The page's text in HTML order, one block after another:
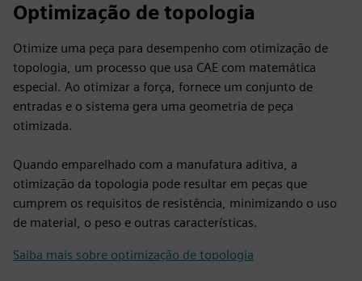
Optimização de topologia
Otimize uma peça para desempenho com otimização de
topologia, um processo que usa CAE com matemática
especial. Ao otimizar a força, fornece um conjunto de
entradas e o sistema gera uma geometria de peça
otimizada.
Quando emparelhado com a manufatura aditiva, a
otimização da topologia pode resultar em peças que
cumprem os requisitos de resistência, minimizando o uso
de material, o peso e outras características.
Saiba mais sobre optimização de topologia